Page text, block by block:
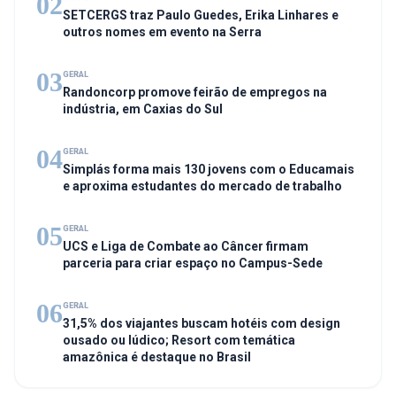
SETCERGS traz Paulo Guedes, Erika Linhares e
outros nomes em evento na Serra
03GERAL
Randoncorp promove feirão de empregos na
indústria, em Caxias do Sul
04GERAL
Simplás forma mais 130 jovens com o Educamais
e aproxima estudantes do mercado de trabalho
05GERAL
UCS e Liga de Combate ao Câncer firmam
parceria para criar espaço no Campus-Sede
06GERAL
31,5% dos viajantes buscam hotéis com design
ousado ou lúdico; Resort com temática
amazônica é destaque no Brasil